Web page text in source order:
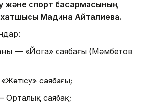
және спорт басқармасының
Мадина Айтқалиева.
— «Йога» саябағы (Мәмбетов
саябағы;
Орталық саябақ;